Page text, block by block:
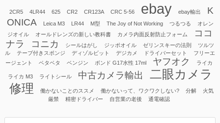
2CR5 4LR44 625 CR2 CR123A CRC 5-56 ebay ebay輸出
K
ONICA
Leica M3 LR44 M型 The Joy of Not Working つるつる
オレン
ジオイル
オールドレンズの新しい教科書 カメラ内面反射防止フォーム
ココ
ナラ
コニカ シールはがし ジッポオイル ゼリンスキーの法則
ツルツ
ル
テープ付きスポンジ ディゾルビット デジカメ ドライバーセット
フリーエ
ージェント
ベタベタ ベンジン ボンド G17水性 17ml ヤフオク ライカ
ライカ M3 ライトシール 中古カメラ輸出
二眼カメラ
修理
働かないことのススメ 働かないって、ワクワクしない? 分解
火気
厳禁
精密ドライバー 自営業の老後 通電確認